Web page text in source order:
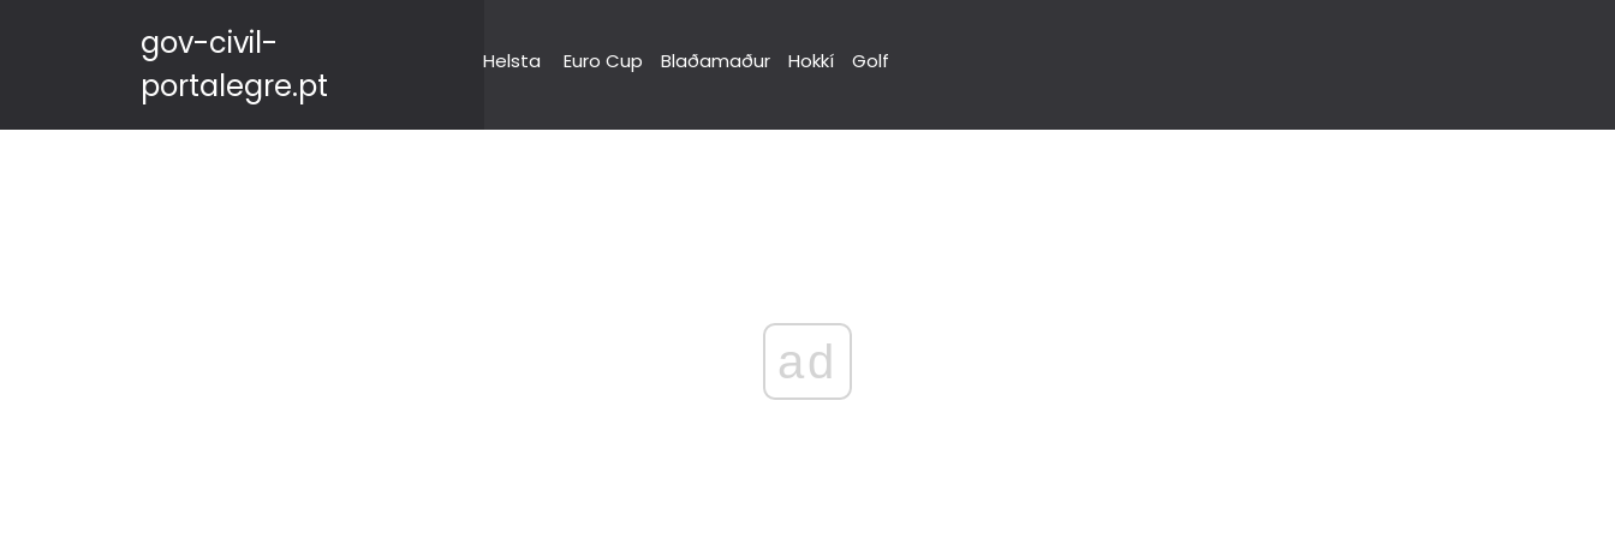
gov-civil-
portalegre.pt
Helsta Euro Cup Blaðamaður Hokkí Golf
ad